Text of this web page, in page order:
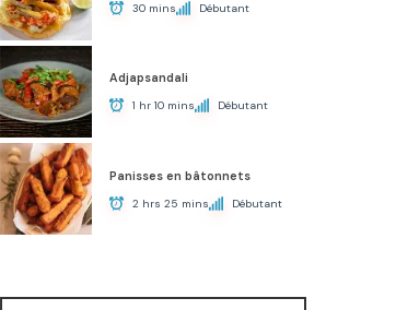
30 mins Débutant
Adjapsandali
1 hr 10 mins Débutant
Panisses en bâtonnets
2 hrs 25 mins Débutant